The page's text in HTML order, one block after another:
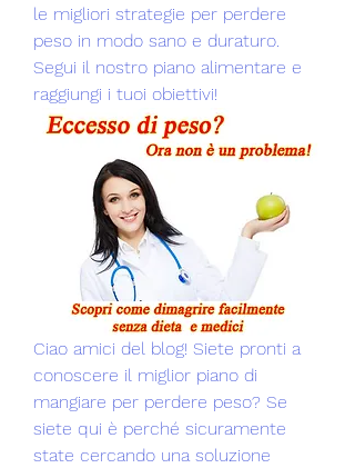
le migliori strategie per perdere
peso in modo sano e duraturo.
Segui il nostro piano alimentare e
raggiungi i tuoi obiettivi!
Ciao amici del blog! Siete pronti a
conoscere il miglior piano di
mangiare per perdere peso? Se
siete qui è perché sicuramente
state cercando una soluzione